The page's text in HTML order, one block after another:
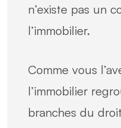
n’existe pas un
l’immobilier.
Comme vous
l’immobilier
branches du